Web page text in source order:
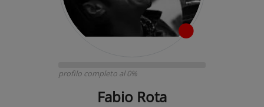
profilo completo al 0%
Fabio Rota